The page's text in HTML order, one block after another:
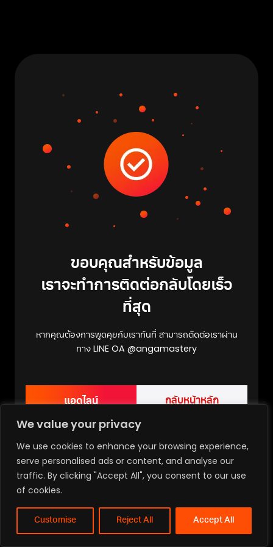
We value your privacy
We use cookies to enhance your browsing experience,
serve personalised ads or content, and analyse our
traffic. By clicking "Accept All", you consent to our use
of cookies.
Customise Reject All Accept All
ขอบคุณสำหรับข้อมูล
เราจะทำการติดต่อกลับโดยเร็ว
ที่สุด
หากคุณต้องการพูดคุยกับเราทันที่ สามารถติดต่อเราผ่าน
ทาง LINE OA @angamastery
แอดไลน์ กลับหน้าหลัก